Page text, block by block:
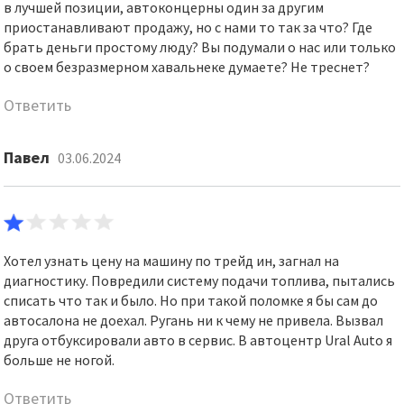
в лучшей позиции, автоконцерны один за другим
приостанавливают продажу, но с нами то так за что? Где
брать деньги простому люду? Вы подумали о нас или только
о своем безразмерном хавальнеке думаете? Не треснет?
Ответить
Павел 03.06.2024
Хотел узнать цену на машину по трейд ин, загнал на
диагностику. Повредили систему подачи топлива, пытались
списать что так и было. Но при такой поломке я бы сам до
автосалона не доехал. Ругань ни к чему не привела. Вызвал
друга отбуксировали авто в сервис. В автоцентр Ural Auto я
больше не ногой.
Ответить